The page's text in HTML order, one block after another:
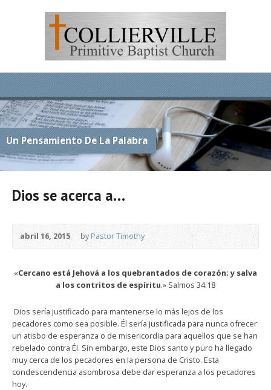
Un Pensamiento De La Palabra
Dios se acerca a…
abril 16, 2015 byPastor Timothy
«Cercano está Jehová a los quebrantados de corazón; y salva
a los contritos de espíritu.» Salmos 34:18
Dios sería justificado para mantenerse lo más lejos de los
pecadores como sea posible. Él sería justificada para nunca ofrecer
un atisbo de esperanza o de misericordia para aquellos que se han
rebelado contra Él. Sin embargo, este Dios santo y puro ha llegado
muy cerca de los pecadores en la persona de Cristo. Esta
condescendencia asombrosa debe dar esperanza a los pecadores
hoy.